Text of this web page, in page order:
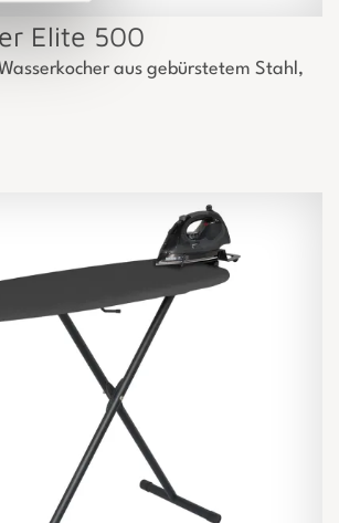
Elite 500
aus gebürstetem Stahl,